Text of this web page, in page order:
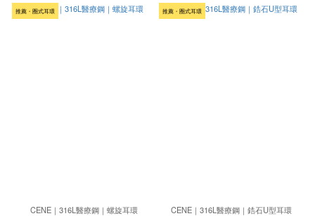
推薦・圈式耳環
CENE｜316L醫療鋼｜螺旋耳環
推薦・圈式耳環
CENE｜316L醫療鋼｜鋯石U型耳環